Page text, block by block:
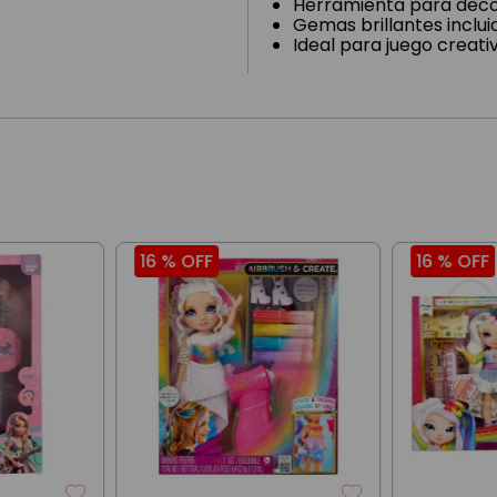
Gemas brillantes
Ideal para juego
16 % OFF 16 % OFF